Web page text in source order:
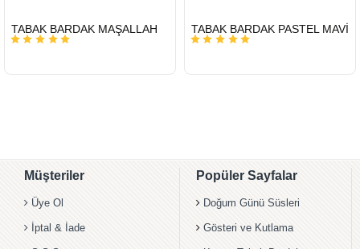
GÖNDERİ
TABAK BARDAK MAŞALLAH
GÖNDERİ
TABAK BARDAK PASTEL MAVİ
Müşteriler
Üye Ol
İptal & İade
Popüler Sayfalar
Doğum Günü Süsleri
Gösteri ve Kutlama